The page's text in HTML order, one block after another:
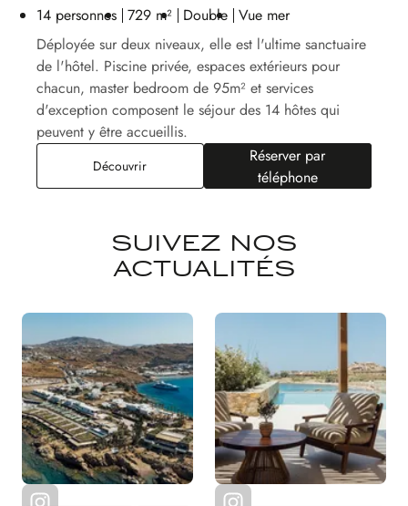
14 personnes 729 m² Double Vue mer
Déployée sur deux niveaux, elle est l'ultime sanctuaire
de l'hôtel. Piscine privée, espaces extérieurs pour
chacun, master bedroom de 95m² et services
d'exception composent le séjour des 14 hôtes qui
peuvent y être accueillis.
DécouvrirVilla Delos
Réserver par
téléphone
SUIVEZ NOS
ACTUALITÉS